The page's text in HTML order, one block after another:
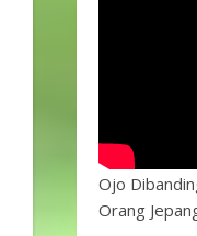
Ojo
Orang